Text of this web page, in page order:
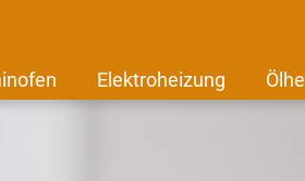
Elektroheizung